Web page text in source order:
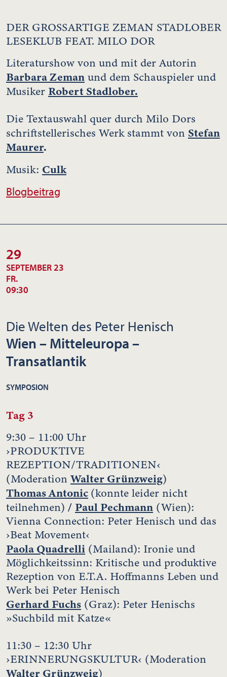
DER GROSSARTIGE ZEMAN STADLOBER
LESEKLUB FEAT. MILO DOR
Literaturshow von und mit der Autorin
Barbara Zeman und dem Schauspieler und
Musiker Robert Stadlober.
Die Textauswahl quer durch Milo Dors
schriftstellerisches Werk stammt von Stefan
Maurer.
Musik: Culk
Blogbeitrag
29
SEPTEMBER 23
FR.
09:30
Die Welten des Peter Henisch
Wien – Mitteleuropa –
Transatlantik
SYMPOSION
Tag 3
9:30 – 11:00 Uhr
›PRODUKTIVE
REZEPTION/TRADITIONEN‹
(Moderation Walter Grünzweig)
Thomas Antonic (konnte leider nicht
teilnehmen) / Paul Pechmann (Wien):
Vienna Connection: Peter Henisch und das
›Beat Movement‹
Paola Quadrelli (Mailand): Ironie und
Möglichkeitssinn: Kritische und produktive
Rezeption von E.T.A. Hoffmanns Leben und
Werk bei Peter Henisch
Gerhard Fuchs (Graz): Peter Henischs
»Suchbild mit Katze«
11:30 – 12:30 Uhr
›ERINNERUNGSKULTUR‹ (Moderation
Walter Grünzweig)